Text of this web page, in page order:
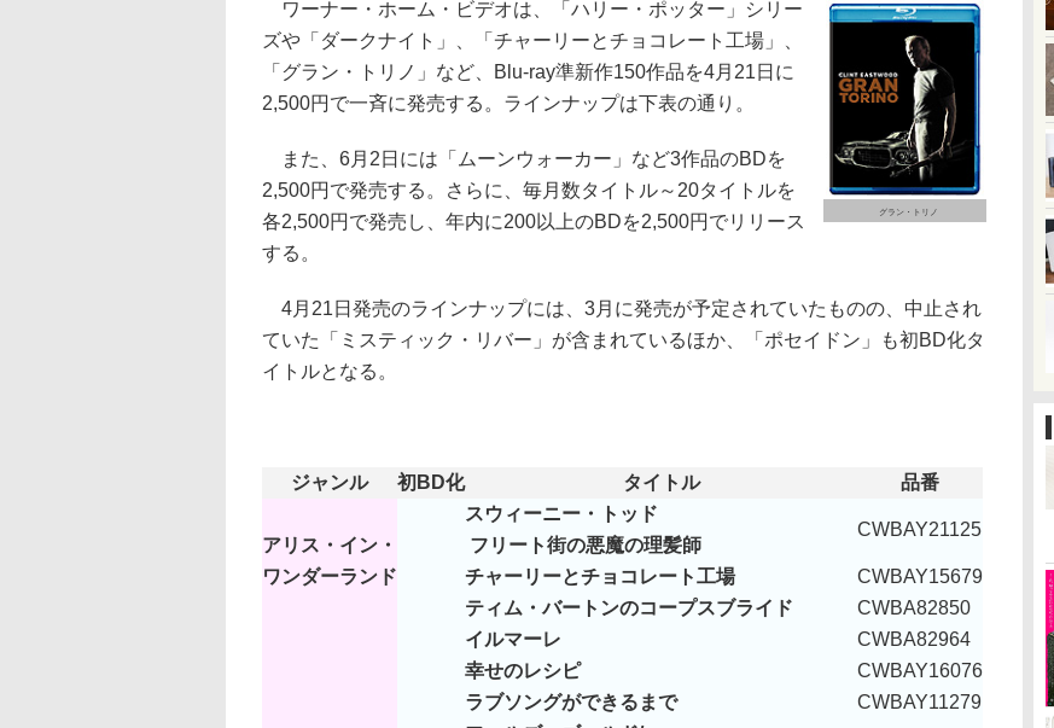
グラン・トリノ
ワーナー・ホーム・ビデオは、「ハリー・ポッター」シリー
ズや「ダークナイト」、「チャーリーとチョコレート工場」、
「グラン・トリノ」など、Blu-ray準新作150作品を4月21日に
2,500円で一斉に発売する。ラインナップは下表の通り。
また、6月2日には「ムーンウォーカー」など3作品のBDを
2,500円で発売する。さらに、毎月数タイトル～20タイトルを
各2,500円で発売し、年内に200以上のBDを2,500円でリリース
する。
4月21日発売のラインナップには、3月に発売が予定されていたものの、中止され
ていた「ミスティック・リバー」が含まれているほか、「ポセイドン」も初BD化タ
イトルとなる。
ジャンル 初BD化 タイトル 品番
アリス・イン・
ワンダーランド
スウィーニー・トッド
フリート街の悪魔の理髪師
CWBAY21125
チャーリーとチョコレート工場
CWBAY15679
ティム・バートンのコープスブライド
CWBA82850
イルマーレ
CWBA82964
幸せのレシピ
CWBAY16076
ラブソングができるまで
CWBAY11279